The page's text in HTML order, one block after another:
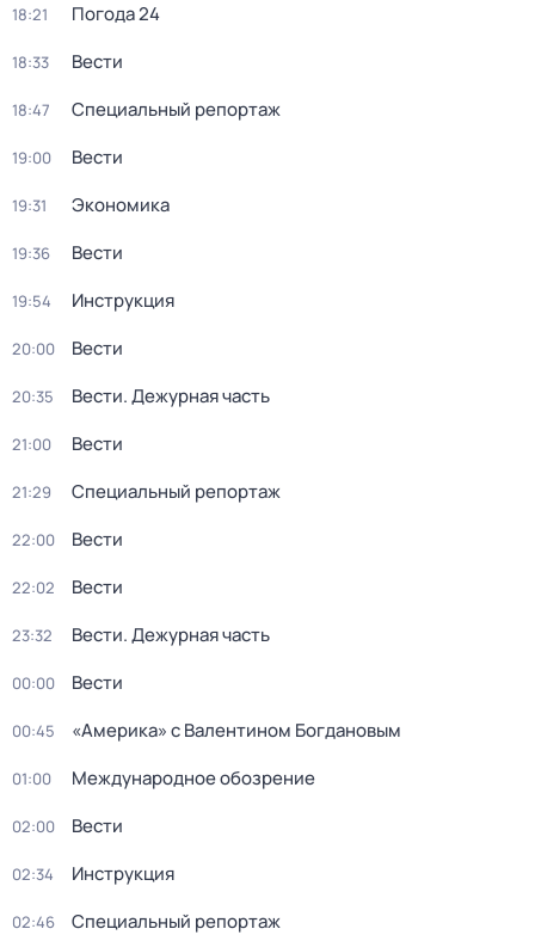
18:21 Погода 24
18:33 Вести
18:47 Специальный репортаж
19:00 Вести
19:31 Экономика
19:36 Вести
19:54 Инструкция
20:00 Вести
20:35 Вести. Дежурная часть
21:00 Вести
21:29 Специальный репортаж
22:00 Вести
22:02 Вести
23:32 Вести. Дежурная часть
00:00 Вести
00:45 «Америка» с Валентином Богдановым
01:00 Международное обозрение
02:00 Вести
02:34 Инструкция
02:46 Специальный репортаж